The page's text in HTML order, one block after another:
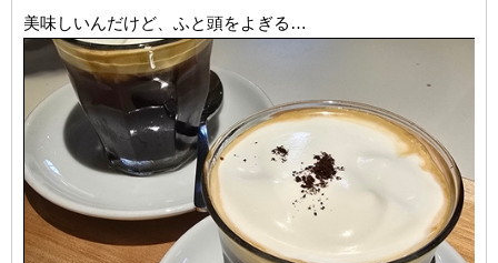
美味しいんだけど、ふと頭をよぎる…